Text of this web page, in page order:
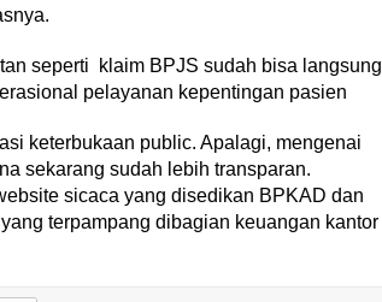
seperti klaim BPJS sudah bisa langsung
pelayanan kepentingan pasien
keterbukaan public. Apalagi, mengenai
sekarang sudah lebih transparan.
sicaca yang disedikan BPKAD dan
terpampang dibagian keuangan kantor